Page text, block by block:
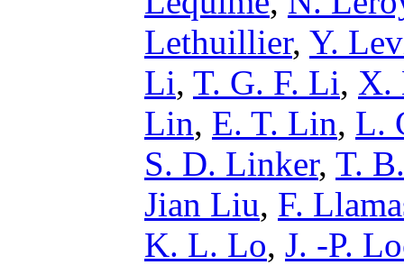
Lethuillier, Y.
Li, T. G. F. Li, X.
Lin, E. T. Lin, L.
S. D. Linker, T.
Jian Liu, F.
K. L. Lo, J. -P.